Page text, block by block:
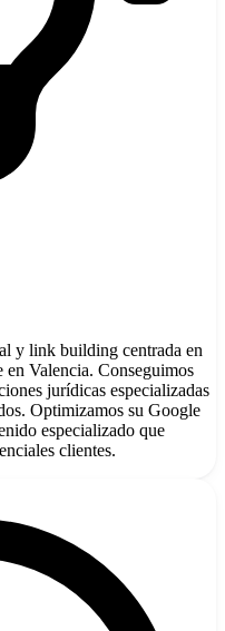
y link building centrada en
en Valencia. Conseguimos
jurídicas especializadas
Optimizamos su Google
especializado que
clientes.